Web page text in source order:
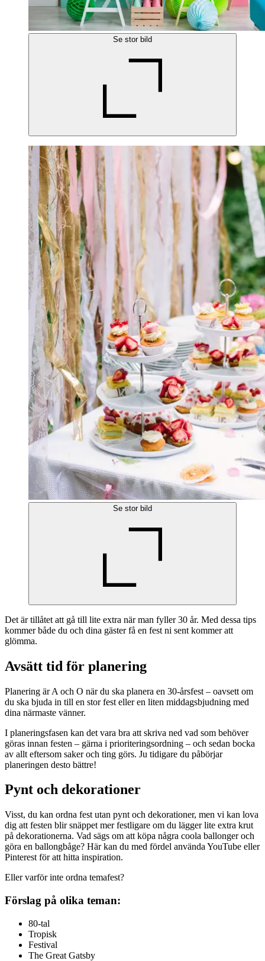
Se stor bild
Se stor bild
Det är tillåtet att gå till lite extra när man fyller 30 år. Med dessa tips
kommer både du och dina gäster få en fest ni sent kommer att
glömma.
Avsätt tid för planering
Planering är A och O när du ska planera en 30-årsfest – oavsett om
du ska bjuda in till en stor fest eller en liten middagsbjudning med
dina närmaste vänner.
I planeringsfasen kan det vara bra att skriva ned vad som behöver
göras innan festen – gärna i prioriteringsordning – och sedan bocka
av allt eftersom saker och ting görs. Ju tidigare du påbörjar
planeringen desto bättre!
Pynt och dekorationer
Visst, du kan ordna fest utan pynt och dekorationer, men vi kan lova
dig att festen blir snäppet mer festligare om du lägger lite extra krut
på dekorationerna. Vad sägs om att köpa några coola ballonger och
göra en ballongbåge? Här kan du med fördel använda YouTube eller
Pinterest för att hitta inspiration.
Eller varför inte ordna temafest?
Förslag på olika teman:
80-tal
Tropisk
Festival
The Great Gatsby